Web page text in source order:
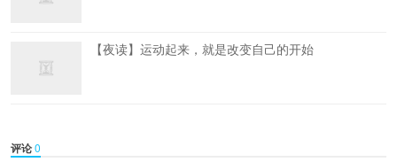
【夜读】运动起来，就是改变自己的开始
评论0